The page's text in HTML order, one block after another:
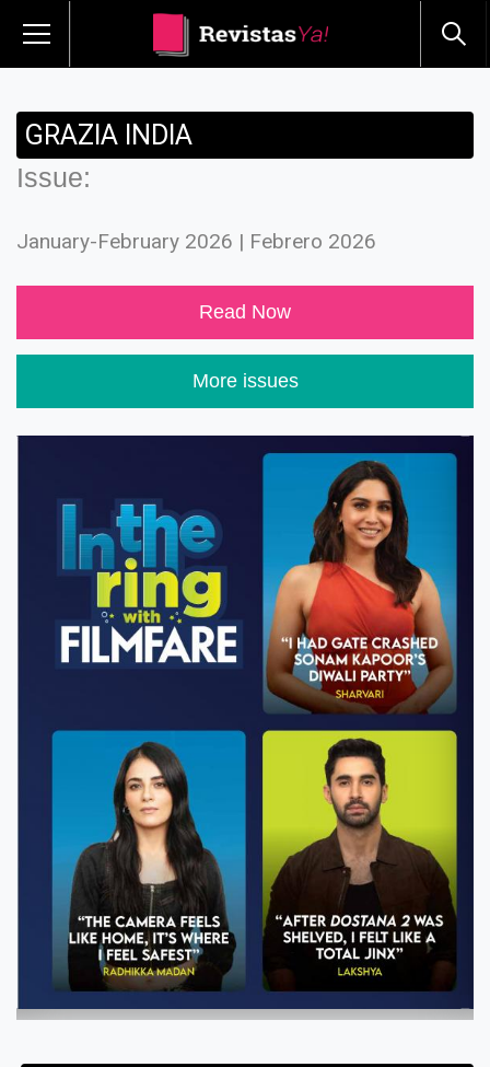
GRAZIA INDIA
Issue:
January-February 2026 | Febrero 2026
Read Now
More issues